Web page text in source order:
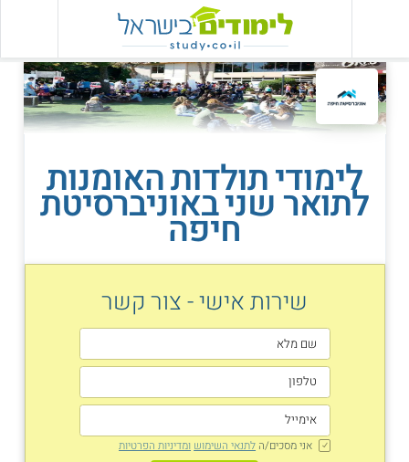
לימודי תולדות האומנות
לתואר שני באוניברסיטת
חיפה
שירות אישי - צור קשר
אני מסכים/ה לתנאי השימוש ומדיניות הפרטיות